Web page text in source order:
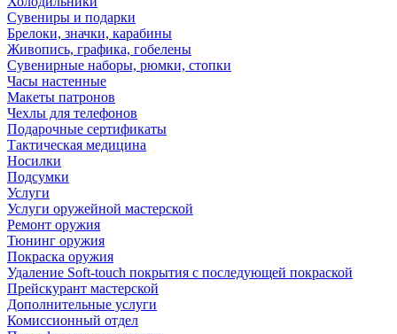
Сувениры и подарки
Брелоки, значки, карабины
Живопись, графика, гобелены
Сувенирные наборы, рюмки, стопки
Часы настенные
Макеты патронов
Чехлы для телефонов
Подарочные сертификаты
Тактическая медицина
Носилки
Подсумки
Услуги
Услуги оружейной мастерской
Ремонт оружия
Тюнинг оружия
Покраска оружия
Удаление Soft-touch покрытия с последующей покраской
Прейскурант мастерской
Дополнительные услуги
Комиссионный отдел